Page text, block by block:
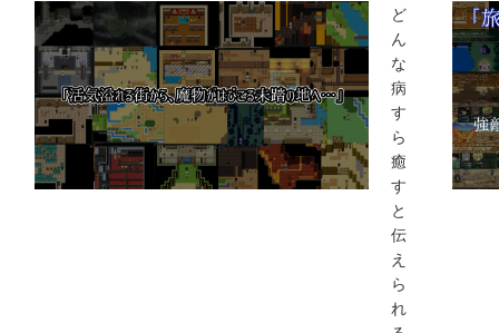
ど
ん
な
病
す
ら
癒
す
と
伝
え
ら
れ